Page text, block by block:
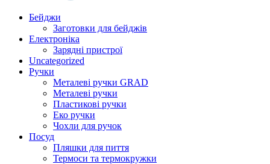
Бейджи
Заготовки для бейджів
Електроніка
Зарядні пристрої
Uncategorized
Ручки
Металеві ручки GRAD
Металеві ручки
Пластикові ручки
Еко ручки
Чохли для ручок
Посуд
Пляшки для пиття
Термоси та термокружки